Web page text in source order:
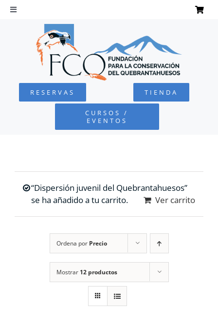
Saltar
Toggle
Navigation
QUEBRANTAHUESOS
FUNDACIÓN
COLABORA
RESERVAS TIENDA
CURSOS /
EVENTOS
“Dispersión juvenil del Quebrantahuesos”
se ha añadido a tu carrito.
Ver carrito
Ordena por Precio
Mostrar 12 productos